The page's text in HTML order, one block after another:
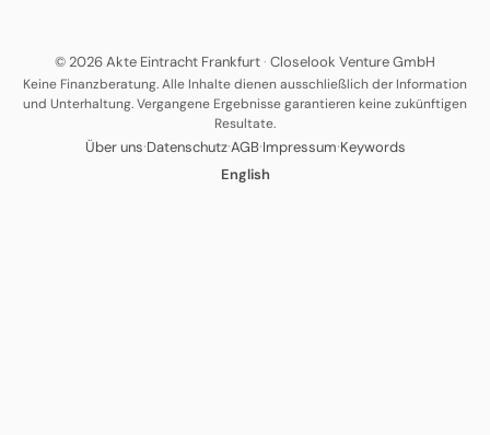
© 2026 Akte Eintracht Frankfurt· Closelook Venture GmbH
Keine Finanzberatung. Alle Inhalte dienen ausschließlich der Information
und Unterhaltung. Vergangene Ergebnisse garantieren keine zukünftigen
Resultate.
Über uns·Datenschutz·AGB·Impressum·Keywords
English